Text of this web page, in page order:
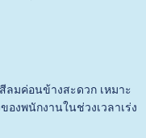
ลมค่อนข้างสะดวก เหมาะ
งพนักงานในช่วงเวลาเร่ง